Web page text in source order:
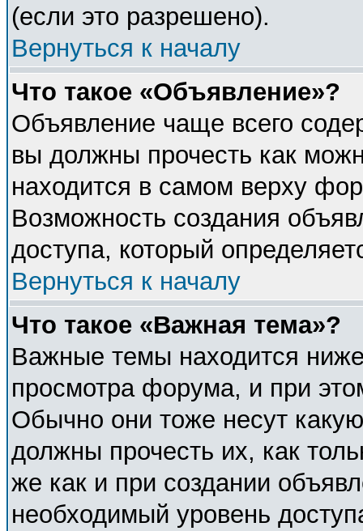
(если это разрешено).
Вернуться к началу
Что такое «Объявление»?
Объявление чаще всего
вы должны прочесть как
находится в самом верху
Возможность создания
доступа, который
Вернуться к началу
Что такое «Важная тема»?
Важные темы находится
просмотра форума, и при
Обычно они тоже несут
должны прочесть их, как
же как и при создании
необходимый уровень